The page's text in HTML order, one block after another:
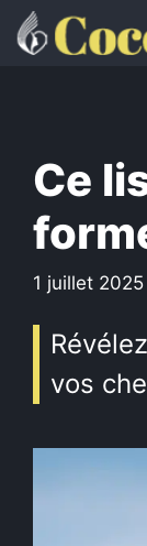
Aller
au
Ce
1 juillet 2025
vos